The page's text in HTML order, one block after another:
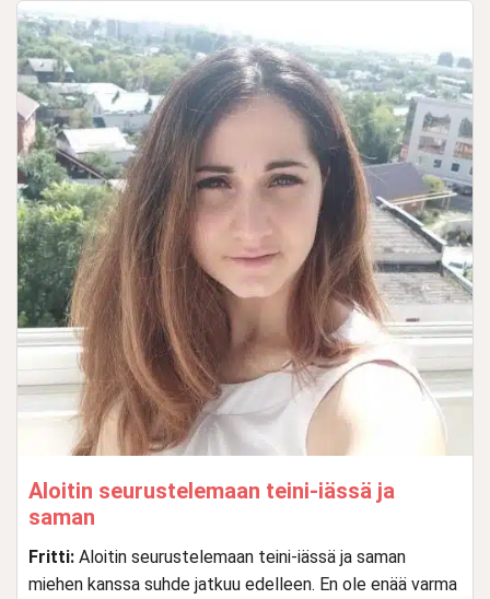
Aloitin seurustelemaan teini-iässä ja
saman
Fritti: Aloitin seurustelemaan teini-iässä ja saman
miehen kanssa suhde jatkuu edelleen. En ole enää varma